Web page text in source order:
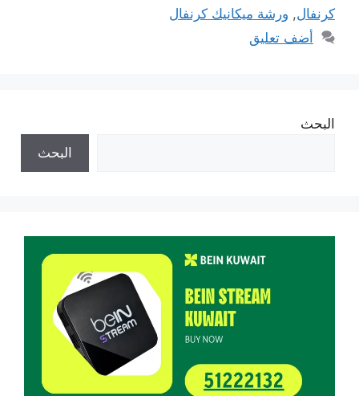
كرنفال, ورشة ميكانيك كرنفال
أضف تعليق
البحث
البحث